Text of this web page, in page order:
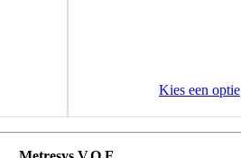
Kies een optie